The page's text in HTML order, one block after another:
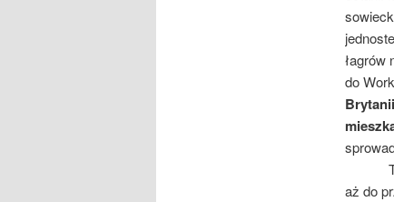
łagrów
do
Toteż
aż do